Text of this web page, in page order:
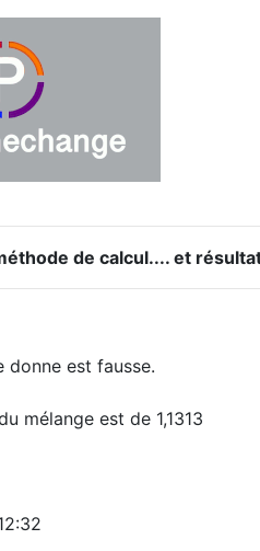
de calcul.... et
donne est fausse.
mélange est de 1,1313